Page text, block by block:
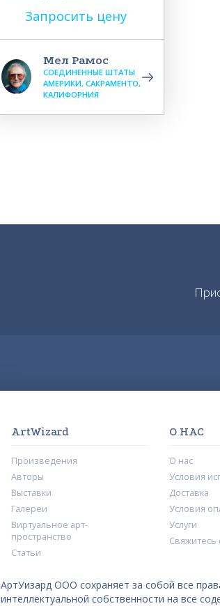
Запросить цену
Мел Рамос
СОЕДИНЕННЫЕ ШТАТЫ
АМЕРИКИ, САКРАМЕНТО,
КАЛИФОРНИЯ
ArtWizard
Произведения
Авторы
Выставки
Галереи
Виртуальное арт-
пространство
Статьи
О НАС
О нас
Условия
Доставка
Условия
Услуги
Свяжитесь
АртУизард ООО сохраняет за собой все
интеллектуальной собственности на все